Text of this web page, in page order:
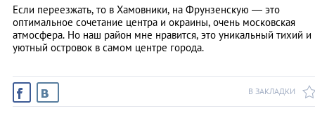
Если переезжать, то в Хамовники, на Фрунзенскую — это
оптимальное сочетание центра и окраины, очень московская
атмосфера. Но наш район мне нравится, это уникальный тихий и
уютный островок в самом центре города.
В ЗАКЛАДКИ